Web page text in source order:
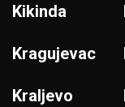
Kikinda
Kragujevac
Kraljevo